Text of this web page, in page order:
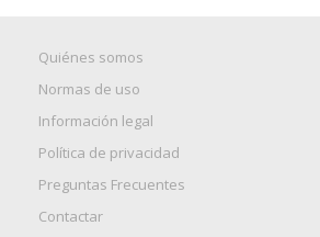
Quiénes somos
Normas de uso
Información legal
Política de privacidad
Preguntas Frecuentes
Contactar